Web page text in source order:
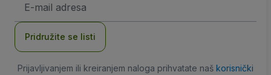
mail
Pridružite se listi
Prijavljivanjem ili kreiranjem naloga prihvatate naš korisnički